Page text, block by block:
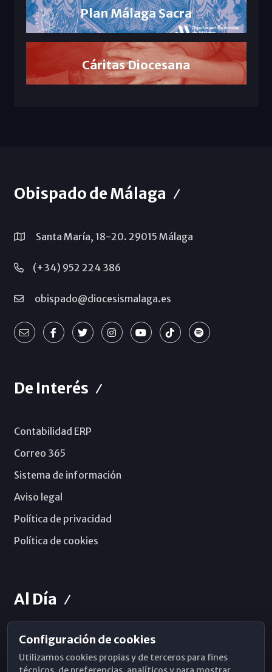
Plan Málaga Sacra
Cáritas Diocesana
Obispado de Málaga
Santa María, 18-20. 29015 Málaga
(+34) 952 224 386
obispado@diocesismalaga.es
De Interés
Contabilidad ERP
Correo 365
Sistema de información
Aviso legal
Política de privacidad
Política de cookies
Al Día
Horarios de Misa
Hemeroteca
Configuración de cookies
Utilizamos cookies propias y de terceros para fines